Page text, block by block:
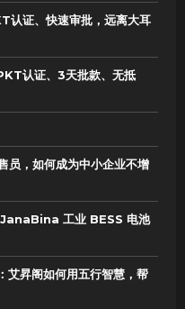
证、快速审批，远离大耳
认证、3天批款、无抵
，如何成为中小企业不增
JanaBina 工业 BESS 电池
昇阁如何用五行智慧，帮